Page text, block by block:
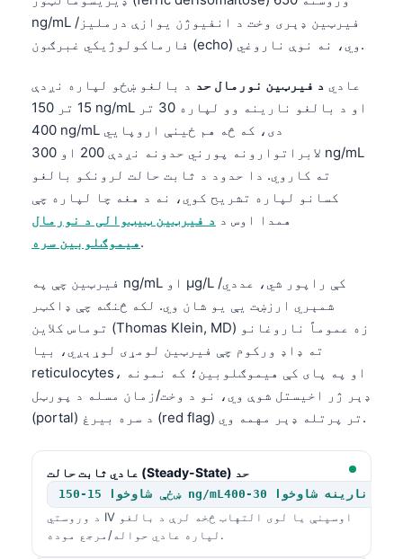
ng/mL فیرټین ډېری وخت د انفیوژن یوازې درملیز/
فارماکولوژیکي غبرګون (echo) وي، نه نوې ناروغي.
عادي د فیرټین نورمال حد د بالغو ښځو لپاره نږدې
15 تر 150 ng/mL او د بالغو نارینه وو لپاره 30 تر
400 ng/mL دی، که څه هم ځینې اروپایي
لابراتوارونه پورني حدونه نږدې 200 او 300 ng/mL
ته کاروي. دا حدود د ثابت حالت لرونکو بالغو
کسانو لپاره تشریح کوي، نه د هغه چا لپاره چې
همدا اوس د د فیرټین ټیټوالی د نورمال
هیموګلوبین سره.
فیرټین چې په ng/mL او µg/L کې راپور شي، عددي/
شمېري ارزښت یې یو شان وي. لکه څنګه چې ډاکټر
توماس کلاین (Thomas Klein, MD) زه عموماً ناروغانو
ته ډاډ ورکوم چې فیرټین لومړی لوړېږي، بیا
reticulocytes، او په پای کې هیموګلوبین؛ که نمونه
ډېر ژر اخیستل شوې وي، نو د وخت/زمان مسله د پورټل
(portal) د سره بیرغ (red flag) تر پرتله ډېر مهمه وي.
عادي ثابت حالت (Steady-State) حد
د وروستي IV اوسپنې یا لوی التهاب څخه لرې د بالغو
لپاره عادي حواله/مرجع موده.